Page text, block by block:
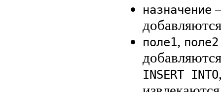
назначение
поле1, поле2
INSERT INTO